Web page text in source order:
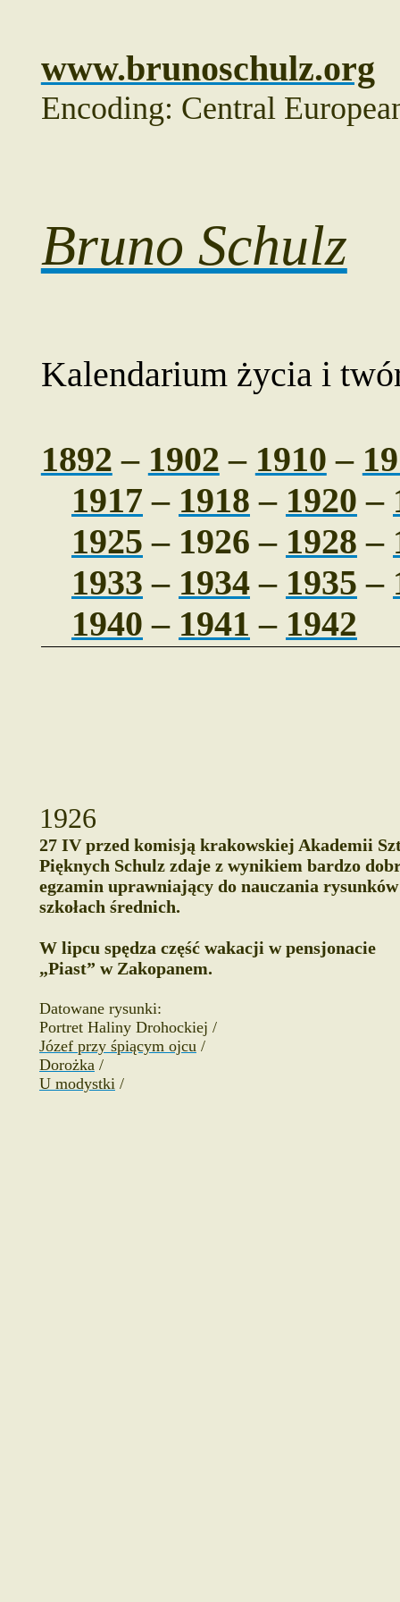
www.brunoschulz.org
Encoding: Central
Bruno Schulz
Kalendarium życia i
1892 – 1902 – 1910 –
1917 – 1918 – 1920 –
1925 – 1926 – 1928 –
1933 – 1934– 1935 –
1940 – 1941 – 1942
1926
27 IV przed komisją krakowskiej Akademii
Pięknych Schulz zdaje z wynikiem bardzo
egzamin uprawniający do nauczania
szkołach średnich.
W lipcu spędza część wakacji w pensjonacie
„Piast” w Zakopanem.
Datowane rysunki:
Portret Haliny Drohockiej /
Józef przy śpiącym ojcu /
Dorożka /
U modystki /